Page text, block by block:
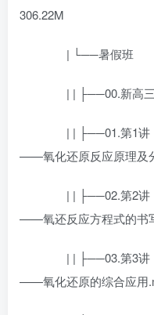
306.22M
| └──暑假班
| | ├──00.新高三
| | ├──01.第1讲
——氧化还原反应原理及
| | ├──02.第2讲
——氧还反应方程式的书
| | ├──03.第3讲
——氧化还原的综合应用